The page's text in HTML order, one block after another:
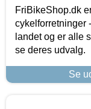
FriBikeShop.dk
cykelforretninger
landet og er alle
se deres udvalg.
Se